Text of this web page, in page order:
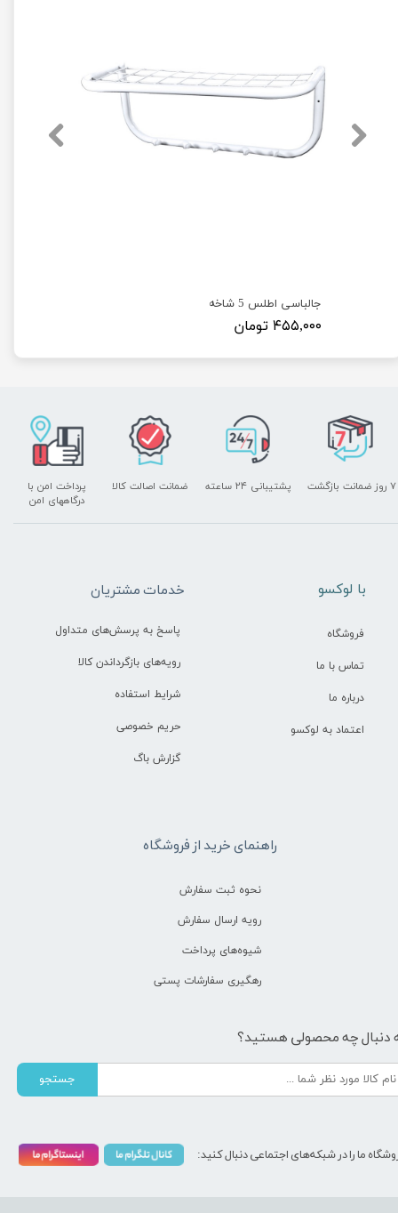
جالباسی اطلس 5 شاخه
۴۵۵,۰۰۰ تومان
پشتیبانی ۲۴ ساعته
پرداخت امن با
درگاههای امن
۷ روز ضمانت بازگشت ضمانت اصالت کالا
راهنمای خرید از فروشگاه
نحوه ثبت سفارش
رویه ارسال سفارش
شیوه‌های پرداخت
رهگیری سفارشات پستی
خدمات مشتریان
پاسخ به پرسش‌های متداول
رویه‌های بازگرداندن کالا
شرایط استفاده
حریم خصوصی
گزارش باگ
​با لوکسو
فروشگاه
تماس با ما
درباره ما
اعتماد به لوکسو
دنبال چه محصولی هستید؟
جستجو
ما را در شبکه‌های اجتماعی دنبال کنید: